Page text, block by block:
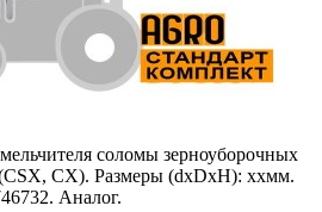
соломы зерноуборочных
CX). Размеры (dxDxH): xxмм.
Аналог.